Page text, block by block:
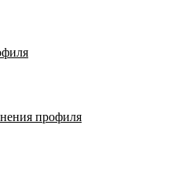
профиля